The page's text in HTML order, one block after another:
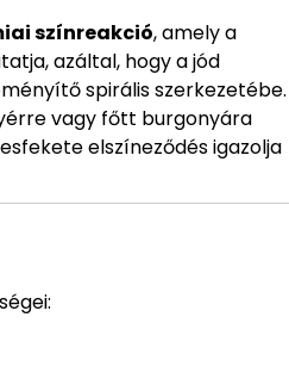
színreakció, amely a
azáltal, hogy a jód
spirális szerkezetébe.
vagy főtt burgonyára
elszíneződés igazolja